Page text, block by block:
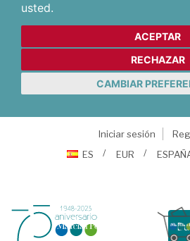
usted.
ACEPTAR
RECHAZAR
CAMBIAR
Iniciar sesión
ES
EUR